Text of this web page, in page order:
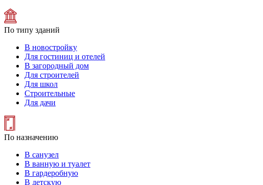
По типу зданий
В новостройку
Для гостиниц и отелей
В загородный дом
Для строителей
Для школ
Строительные
Для дачи
По назначению
В санузел
В ванную и туалет
В гардеробную
В детскую